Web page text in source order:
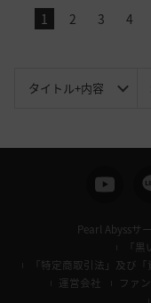
1 2 3 4
Pearl Abyssサ
「
「特定商取引法」及び
運営会社
ファ